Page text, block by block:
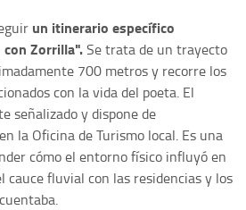
un itinerario específico
Zorrilla".Se trata de un trayecto
700 metros y recorre los
con la vida del poeta. El
señalizado y dispone de
la Oficina de Turismo local. Es una
cómo el entorno físico influyó en
cauce fluvial con las residencias y los